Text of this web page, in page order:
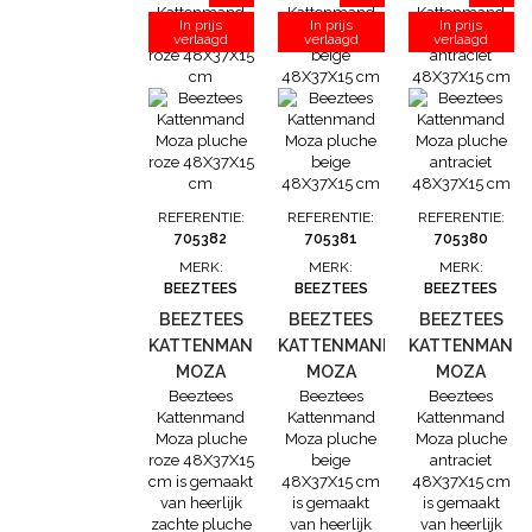
doorbloeding.
Deze
kattenmand
past zich
namelijk aan,
aan het
lichaam van
jouw kat,
waardoor...
doorbloeding.
Deze
kattenmand
past zich
namelijk aan,
aan het
lichaam van
jouw kat,
waardoor...
In prijs
verlaagd
REFERENTIE:
705382
MERK:
BEEZTEES
BEEZTEES
KATTENMAND
MOZA
PLUCHE
ROZE
48X37X15
CM
Beeztees
Kattenmand
Moza pluche
roze 48X37X15
cm is gemaakt
van heerlijk
zachte pluche
In prijs
verlaagd
REFERENTIE:
705381
MERK:
BEEZTEES
BEEZTEES
KATTENMAND
MOZA
PLUCHE
BEIGE
48X37X15
CM
Beeztees
Kattenmand
Moza pluche
beige
48X37X15 cm
is gemaakt
van heerlijk
In prijs
verlaagd
REFERENTIE:
705380
MERK:
BEEZTEES
BEEZTEES
KATTENMAND
MOZA
PLUCHE
ANTRACIET
48X37X15
CM
Beeztees
Kattenmand
Moza pluche
antraciet
48X37X15 cm
is gemaakt
van heerlijk